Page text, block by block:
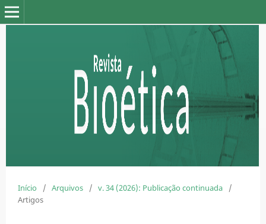
Início / Arquivos / v. 34 (2026): Publicação continuada
/
Artigos